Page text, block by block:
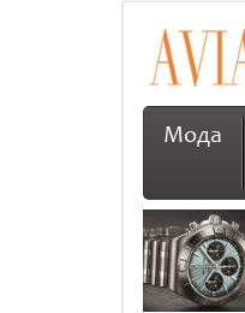
Мода